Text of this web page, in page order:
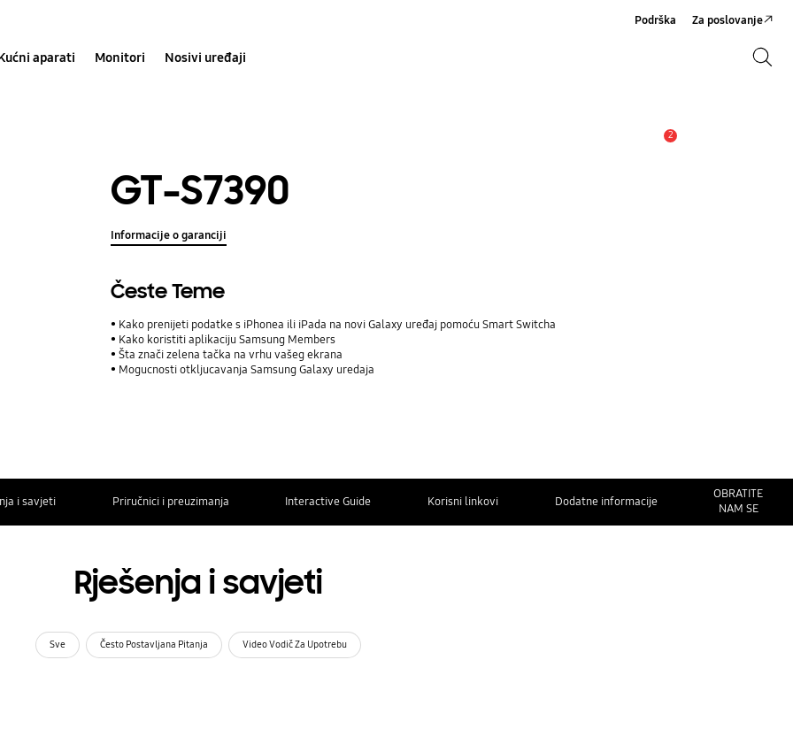
aparati Monitori Nosivi uređaji
Podrška Za poslovanje
2
GT-S7390
Informacije o garanciji
Česte Teme
Kako prenijeti podatke s iPhonea ili iPada na novi Galaxy uređaj pomoću Smart Switcha
Kako koristiti aplikaciju Samsung Members
Šta znači zelena tačka na vrhu vašeg ekrana
Mogucnosti otkljucavanja Samsung Galaxy uredaja
i savjeti Priručnici i preuzimanja Interactive Guide Korisni linkovi Dodatne informacije
OBRATITE
NAM SE
Rješenja i savjeti
Sve Često Postavljana Pitanja Video Vodič Za Upotrebu